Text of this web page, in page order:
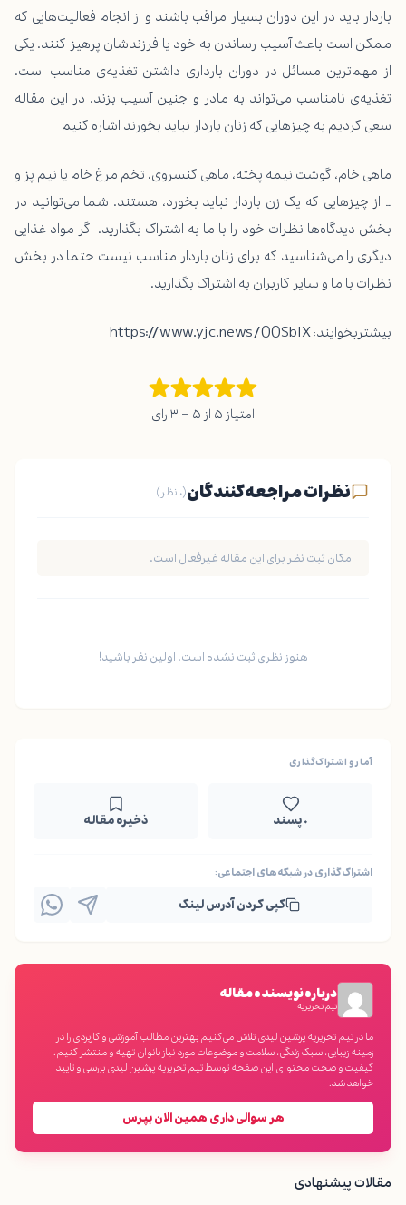
باردار باید در این دوران بسیار مراقب باشند و از انجام فعالیت‌هایی که
ممکن است باعث آسیب رساندن به خود یا فرزندشان پرهیز کنند. یکی
از مهم‌ترین مسائل در دوران بارداری داشتن تغذیه‌ی مناسب است.
تغذیه‌ی نامناسب می‌تواند به مادر و جنین آسیب بزند. در این مقاله
سعی کردیم به چیزهایی که زنان باردار نباید بخورند اشاره کنیم
ماهی خام، گوشت نیمه پخته، ماهی کنسروی، تخم مرغ خام یا نیم پز و
… از چیزهایی که یک زن باردار نباید بخورد، هستند. شما می‌توانید در
بخش دیدگاه‌ها نظرات خود را با ما به اشتراک بگذارید. اگر مواد غذایی
دیگری را می‌شناسید که برای زنان باردار مناسب نیست حتما در بخش
نظرات با ما و سایر کاربران به اشتراک بگذارید.
بیشتربخوایند:https://www.yjc.news/00SbIX
امتیاز ۵ از ۵ – ۳ رای
نظرات مراجعه‌کنندگان(۰ نظر)
امکان ثبت نظر برای این مقاله غیرفعال است.
هنوز نظری ثبت نشده است. اولین نفر باشید!
آمار و اشتراک‌گذاری
۰ پسند ذخیره مقاله
اشتراک‌گذاری در شبکه‌های اجتماعی:
کپی کردن آدرس لینک
درباره نویسنده مقاله
تیم تحریریه
ما در تیم تحریریه پرشین لیدی تلاش می‌کنیم بهترین مطالب آموزشی و کاربردی را در
زمینه زیبایی، سبک زندگی، سلامت و موضوعات مورد نیاز بانوان تهیه و منتشر کنیم.
کیفیت و صحت محتوای این صفحه توسط تیم تحریریه پرشین لیدی بررسی و تایید
خواهد شد.
هر سوالی داری همین الان بپرس
مقالات پیشنهادی